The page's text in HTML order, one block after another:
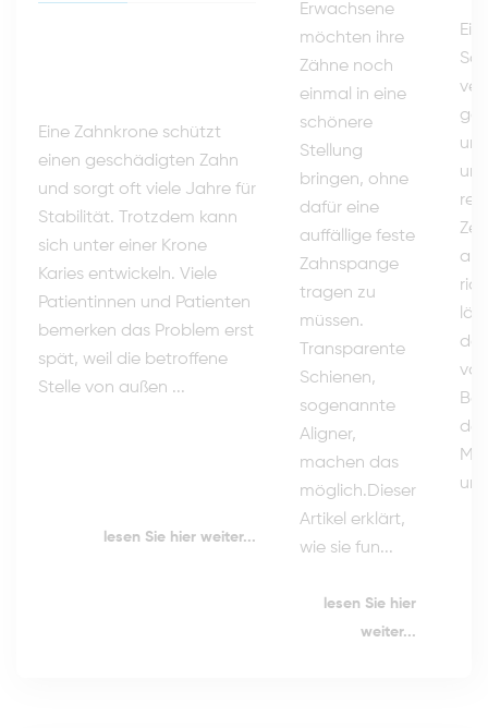
Eine Zahnkrone schützt
einen geschädigten Zahn
und sorgt oft viele Jahre für
Stabilität. Trotzdem kann
sich unter einer Krone
Karies entwickeln. Viele
Patientinnen und Patienten
bemerken das Problem erst
spät, weil die betroffene
Stelle von außen ...
lesen Sie hier weiter...
Erwachsene
möchten ihre
Zähne noch
einmal in eine
schönere
Stellung
bringen, ohne
dafür eine
auffällige feste
Zahnspange
tragen zu
müssen.
Transparente
Schienen,
sogenannte
Aligner,
machen das
möglich.Dieser
Artikel erklärt,
wie sie fun...
lesen Sie hier
weiter...
als